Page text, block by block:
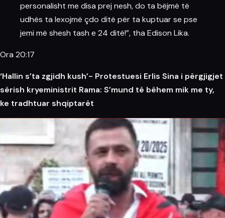
personalisht me disa prej nesh, do ta bëjmë të
udhës ta lexojmë çdo ditë për ta kuptuar se pse
jemi më shesh tash e 24 ditë!”, tha Edison Lika.
Ora 20:17
‘Hallin s’ta zgjidh kush’- Protestuesi Erlis Sina i përgjigjet
sërish kryeministrit Rama: S’mund të bëhem mik me ty,
ke tradhtuar shqiptarët